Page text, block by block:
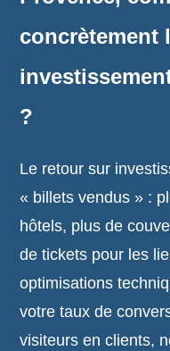
concrètement
?
Le retour sur
« billets vendus » :
hôtels, plus de
de tickets pour les
optimisations
votre taux de
visiteurs en clients,